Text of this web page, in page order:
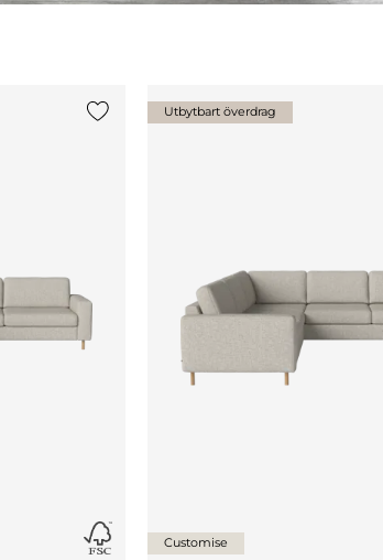
Utbytbart överdrag
Customise